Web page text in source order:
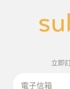
立即